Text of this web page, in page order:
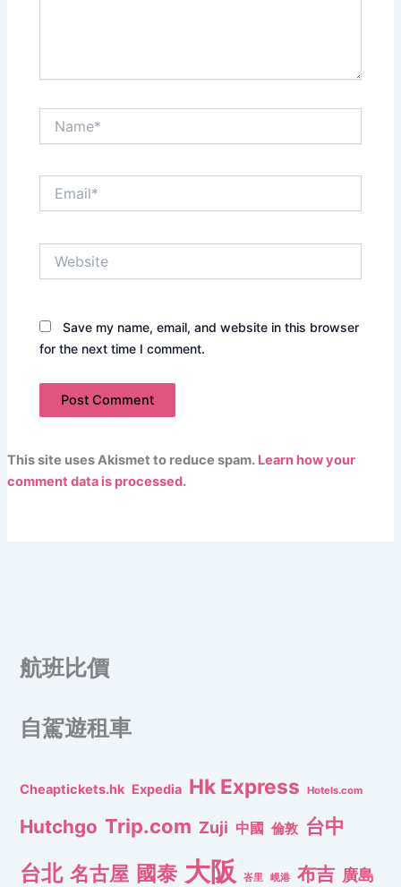
Save my name, email, and website in this browser
for the next time I comment.
This site uses Akismet to reduce spam. Learn how your
comment data is processed.
航班比價
自駕遊租車
Cheaptickets.hk Expedia Hk Express Hotels.com
Hutchgo Trip.com Zuji 中國 倫敦 台中
台北 名古屋 國泰 大阪 峇里 峴港 布吉 廣島